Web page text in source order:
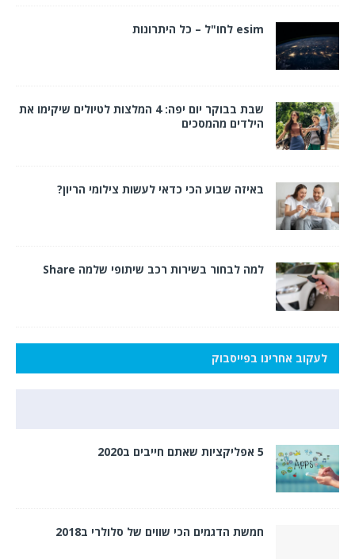
esim לחו"ל – כל היתרונות
שבת בבוקר יום יפה: 4 המלצות לטיולים שיקימו את
הילדים מהמסכים
באיזה שבוע הכי כדאי לעשות צילומי הריון?
למה לבחור בשירות רכב שיתופי שלמה Share
לעקוב אחרינו בפייסבוק
5 אפליקציות שאתם חייבים ב2020
חמשת הדגמים הכי שווים של סלולרי ב2018